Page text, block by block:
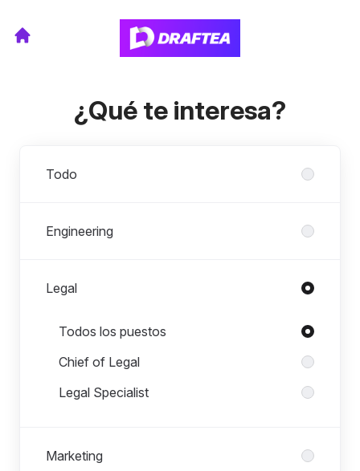
¿Qué te interesa?
Todo
Engineering
Legal
Puestos en Legal
Todos los puestos
Chief of Legal
Legal Specialist
Marketing